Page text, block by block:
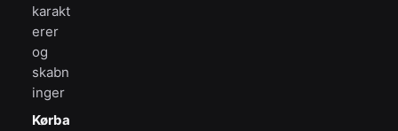
karakt
erer
og
skabn
inger
Kørba